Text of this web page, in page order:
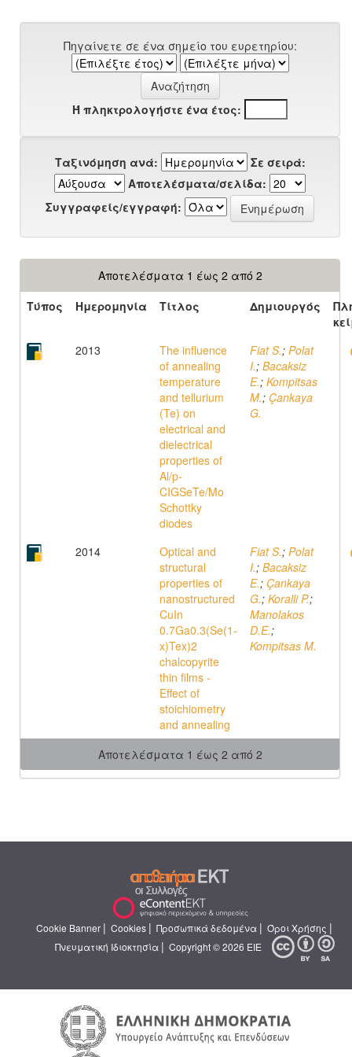
Πηγαίνετε σε ένα σημείο του ευρετηρίου:
Ή πληκτρολογήστε ένα έτος:
Ταξινόμηση ανά:
Σε σειρά:
Αποτελέσματα/σελίδα:
Συγγραφείς/εγγραφή:
Αποτελέσματα 1 έως 2 από 2
Τύπος
Ημερομηνία Τίτλος Δημιουργός
2013
The influence
of annealing
temperature
and tellurium
(Te) on
electrical and
dielectrical
properties of
Al/p-
CIGSeTe/Mo
Schottky
diodes
Fiat S.; Polat
I.; Bacaksiz
E.; Kompitsas
M.; Çankaya
G.
2014
Optical and
structural
properties of
nanostructured
CuIn
0.7Ga0.3(Se(1-
x)Tex)2
chalcopyrite
thin films -
Effect of
stoichiometry
and annealing
Fiat S.; Polat
I.; Bacaksiz
E.; Çankaya
G.; Koralli P.;
Manolakos
D.E.;
Kompitsas M.
Αποτελέσματα 1 έως 2 από 2
Cookie Banner | Cookies | Προσωπικά δεδομένα | Όροι Χρήσης |
Πνευματική Ιδιοκτησία | Copyright © 2026 ΕΙΕ